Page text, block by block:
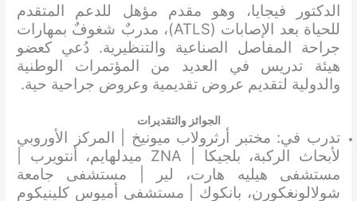
الدكتور فيجايا، وهو مقدم مؤهل للدعم المتقدم
للحياة بعد الإصابات (ATLS)، مدربٌ شغوفٌ بمهارات
جراحة المفاصل الصناعية والتنظيرية. دُعي كعضو
هيئة تدريس في العديد من المؤتمرات الوطنية
والدولية لتقديم عروض تقديمية وعروض جراحية حية.
الجوائز والتقديرات
تدرب في: مختبر أرثرولاب ميونيخ | المركز الأوروبي
لأبحاث الركبة، بلجيكا | ZNA ميدلهايم، أنتويرب |
مستشفى هيليه هارت، لير | مستشفى جامعة
شولالونغكورن، بانكوك | مستشفى أميوس كلينيكوم